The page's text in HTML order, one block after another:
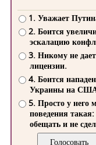
1. Уважает
2. Боится
эскалацию
3. Никому не
лицензии.
4. Боится
Украины на
5. Просто у него
поведения такая:
обещать и не